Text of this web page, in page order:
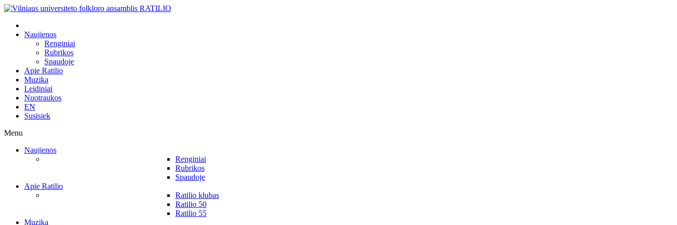
Naujienos
Renginiai
Rubrikos
Spaudoje
Apie Ratilio
Muzika
Leidiniai
Nuotraukos
EN
Susisiek
Menu
Naujienos
Renginiai
Rubrikos
Spaudoje
Apie Ratilio
Ratilio klubas
Ratilio 50
Ratilio 55
Muzika